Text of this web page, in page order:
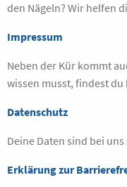
den Nägeln? Wir helfen
Impressum
Neben der Kür kommt
wissen musst, findest du
Datenschutz
Deine Daten sind bei uns
Erklärung zur